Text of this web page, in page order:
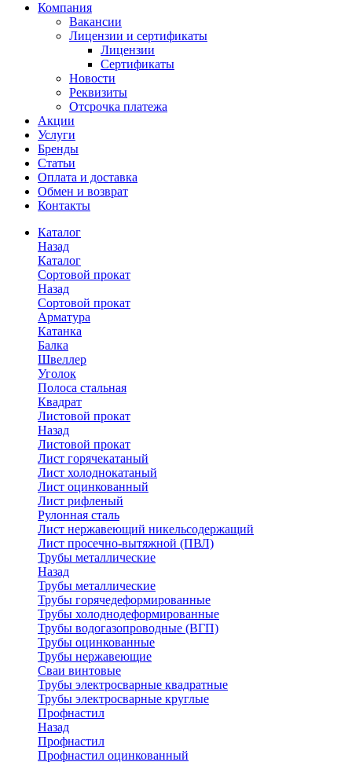
Компания
Вакансии
Лицензии и сертификаты
Лицензии
Сертификаты
Новости
Реквизиты
Отсрочка платежа
Акции
Услуги
Бренды
Статьи
Оплата и доставка
Обмен и возврат
Контакты
Каталог
Назад
Каталог
Сортовой прокат
Назад
Сортовой прокат
Арматура
Катанка
Балка
Швеллер
Уголок
Полоса стальная
Квадрат
Листовой прокат
Назад
Листовой прокат
Лист горячекатаный
Лист холоднокатаный
Лист оцинкованный
Лист рифленый
Рулонная сталь
Лист нержавеющий никельсодержащий
Лист просечно-вытяжной (ПВЛ)
Трубы металлические
Назад
Трубы металлические
Трубы горячедеформированные
Трубы холоднодеформированные
Трубы водогазопроводные (ВГП)
Трубы оцинкованные
Трубы нержавеющие
Сваи винтовые
Трубы электросварные квадратные
Трубы электросварные круглые
Профнастил
Назад
Профнастил
Профнастил оцинкованный